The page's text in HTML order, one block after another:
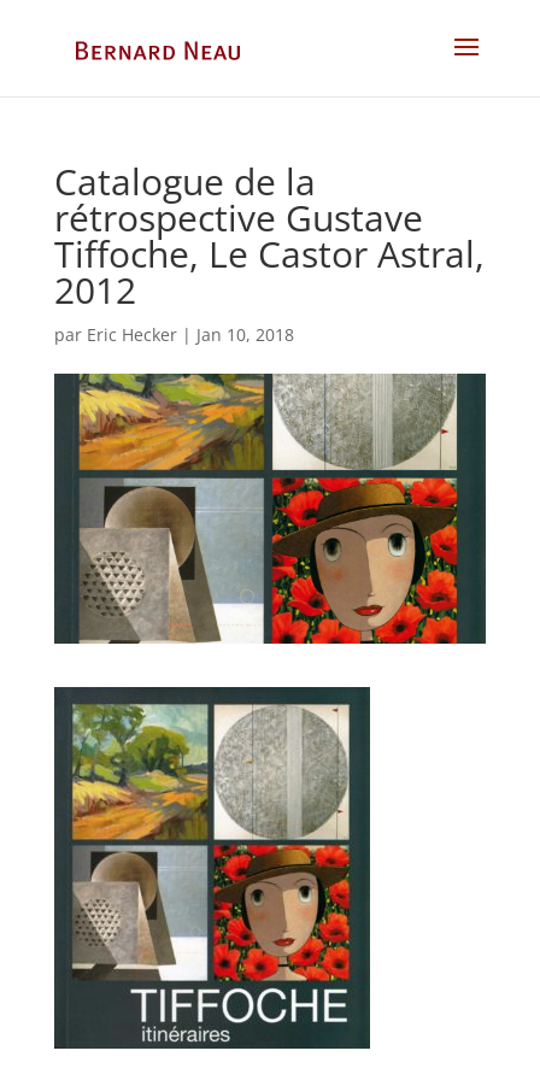
Catalogue de la
rétrospective Gustave
Tiffoche, Le Castor Astral,
2012
par Eric Hecker| Jan 10, 2018